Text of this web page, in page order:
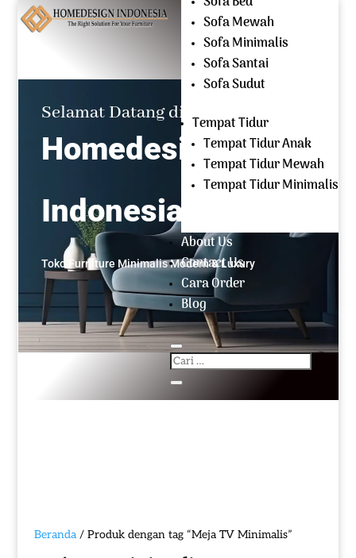
OPEN EVERYDAY
(+62) 81 229 604 267
Selamat Datang di
Homedesign
Indonesia
Toko Furniture Minimalis Modern & Luxury
Sofa Mewah
Sofa Minimalis
Sofa Santai
Sofa Sudut
Tempat Tidur
Tempat Tidur Anak
Tempat Tidur Mewah
Tempat Tidur Minimalis
About Us
Contact Us
Cara Order
Blog
Beranda/ Produk dengan tag “Meja TV Minimalis”